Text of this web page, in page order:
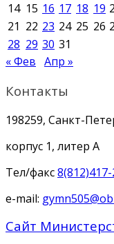
14 15 16 17 18 19
21 22 23 24 25 26
28 29 30 31
« Фев Апр »
Контакты
198259, Санкт-
корпус 1, литер А
Тел/факс
e-mail:
Сайт